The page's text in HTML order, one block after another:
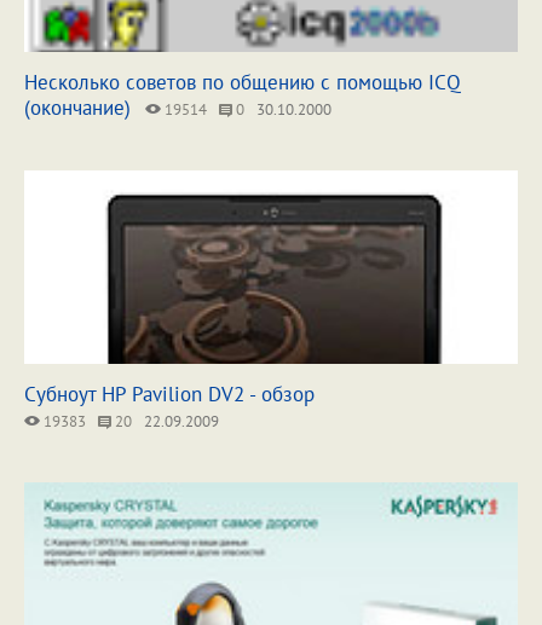
Несколько советов по общению с помощью ICQ
(окончание)
19514 0 30.10.2000
Субноут HP Pavilion DV2 - обзор
19383 20 22.09.2009